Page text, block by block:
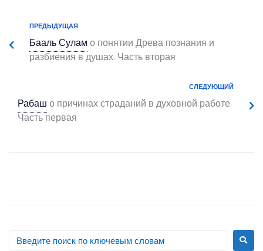
ПРЕДЫДУЩАЯ
Бааль Суламо понятии Древа познания и
разбиения в душах. Часть вторая
СЛЕДУЮЩИЙ
Рабашо причинах страданий в духовной работе.
Часть первая